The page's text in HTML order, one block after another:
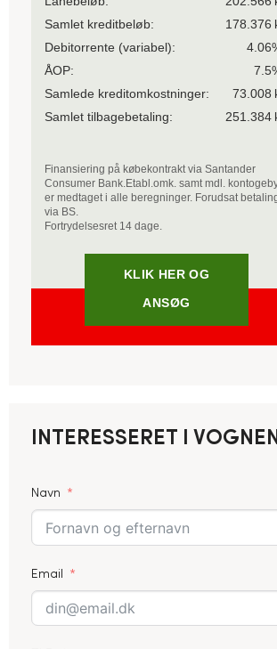
Samlet kreditbeløb:
178.376
Debitorrente (variabel): 4.06
ÅOP:
7.5
Samlede kreditomkostninger:
73.008
Samlet tilbagebetaling:
251.384
Finansiering på købekontrakt via Santander
Consumer Bank.Etabl.omk. samt mdl.
er medtaget i alle beregninger. Forudsat
via BS.
Fortrydelsesret 14 dage.
KLIK HER OG
ANSØG
INTERESSERET I
Navn
Email